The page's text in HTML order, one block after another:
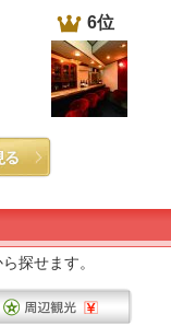
6位
探せます。